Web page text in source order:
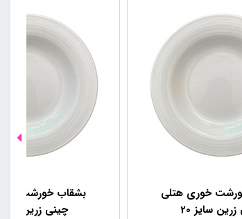
خوری هتلی
سایز 20
بشقاب خورشت
چینی زرین سایز